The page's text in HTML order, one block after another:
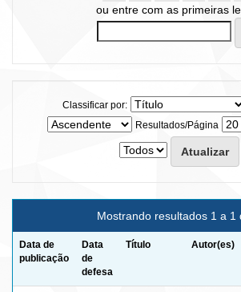
ou entre com as primeiras
Classificar por:
Resultados/Página
Mostrando resultados 1 a 1
Data de
publicação
Data
de
defesa
Título Autor(es)